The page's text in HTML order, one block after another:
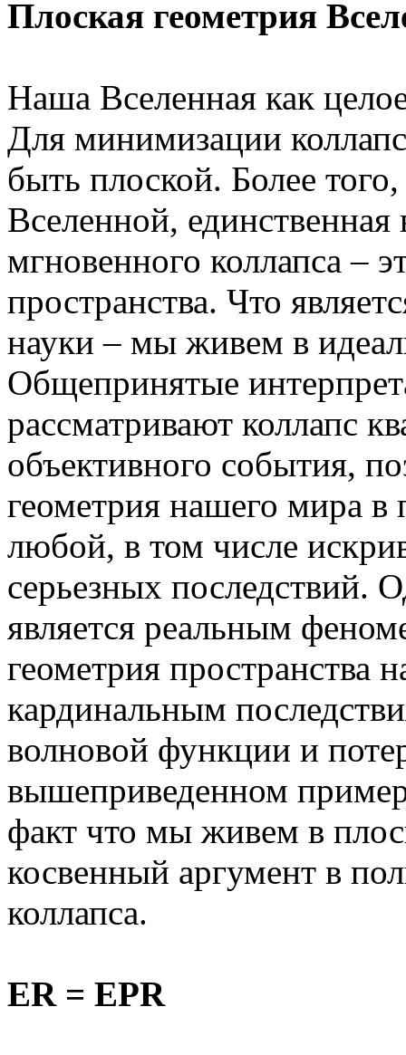
Плоская геометрия
Наша Вселенная как
Для минимизации
быть плоской. Более
Вселенной,
мгновенного коллапса –
пространства. Что
науки – мы живем в
Общепринятые
рассматривают коллапс
объективного события,
геометрия нашего мира
любой, в том числе
серьезных последствий.
является реальным
геометрия пространства
кардинальным
волновой функции и
вышеприведенном
факт что мы живем в
косвенный аргумент в
коллапса.
ЕR = EPR